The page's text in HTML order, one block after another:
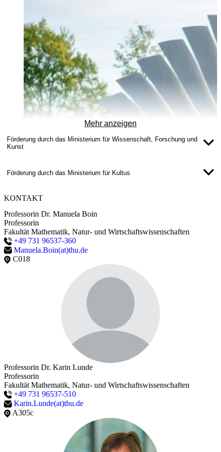
Copyright: THU
Von links nach rechts: Dr. Michael Harder, Dr. Andrea
Wirmer, Martina Wagner, Christoph Liesch, Britta
Schütter-Kerndl, Dr. Thomas Frank, Prof. Dr. Karin
Lunde, Prof. Dr. Harald Gerlach, Johanna Minisini,
Heidi Reber, Alfred Klöck​
Mehr anzeigen
​​Förderung durch das Ministerium für Wissenschaft, Forschung und
Kunst
Förderung durch das Ministerium für Kultus
KONTAKT
Professorin Dr. Manuela Boin
Professorin
Fakultät Mathematik, Natur- und Wirtschaftswissenschaften
+49 731 96537-360
Manuela.Boin(at)thu.de
C018
Professorin Dr. Karin Lunde
Professorin
Fakultät Mathematik, Natur- und Wirtschaftswissenschaften
+49 731 96537-510
Karin.Lunde(at)thu.de
A305c